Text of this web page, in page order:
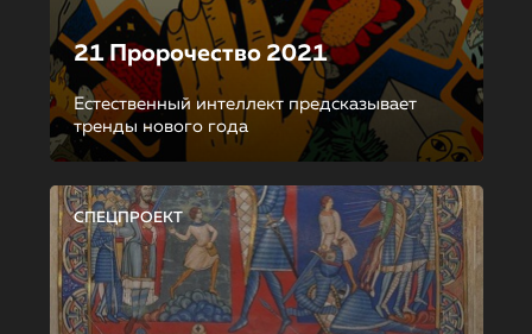
21 Пророчество 2021
Естественный интеллект предсказывает
тренды нового года
СПЕЦПРОЕКТ